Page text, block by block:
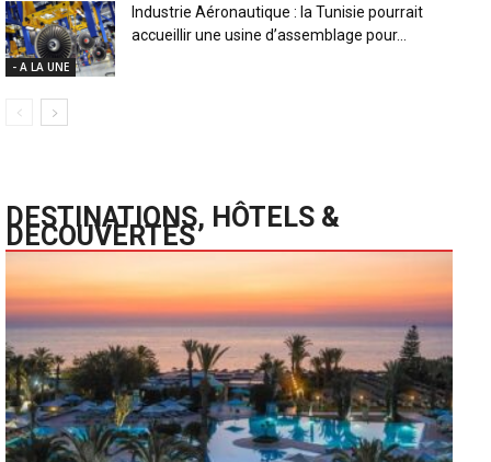
- A LA UNE
Industrie Aéronautique : la Tunisie pourrait
accueillir une usine d’assemblage pour...
DESTINATIONS, HÔTELS &
DECOUVERTES